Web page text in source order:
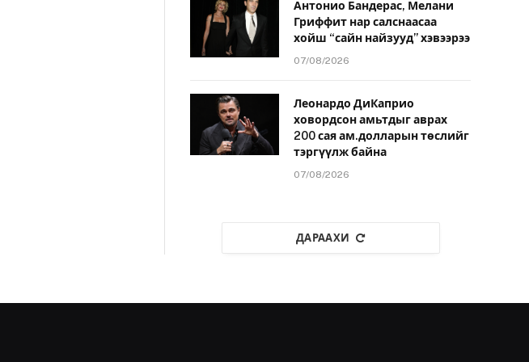
Антонио Бандерас, Мелани
Гриффит нар салснаасаа
хойш “сайн найзууд” хэвээрээ
07/08/2026
Леонардо ДиКаприо
ховордсон амьтдыг аврах
200 сая ам.долларын төслийг
тэргүүлж байна
07/08/2026
ДАРААХИ